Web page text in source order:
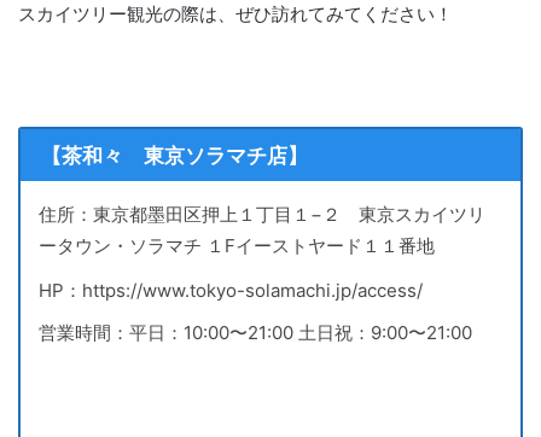
スカイツリー観光の際は、ぜひ訪れてみてください！
【茶和々 東京ソラマチ店】
住所：東京都墨田区押上１丁目１−２ 東京スカイツリ
ータウン・ソラマチ １Fイーストヤード１１番地
HP：https://www.tokyo-solamachi.jp/access/
営業時間：平日：10:00〜21:00 土日祝：9:00〜21:00